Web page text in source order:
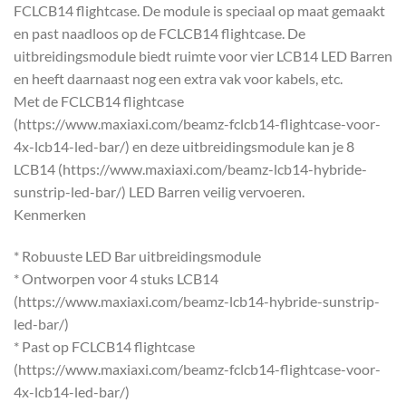
FCLCB14 flightcase. De module is speciaal op maat gemaakt
en past naadloos op de FCLCB14 flightcase. De
uitbreidingsmodule biedt ruimte voor vier LCB14 LED Barren
en heeft daarnaast nog een extra vak voor kabels, etc.
Met de FCLCB14 flightcase
(https://www.maxiaxi.com/beamz-fclcb14-flightcase-voor-
4x-lcb14-led-bar/) en deze uitbreidingsmodule kan je 8
LCB14 (https://www.maxiaxi.com/beamz-lcb14-hybride-
sunstrip-led-bar/) LED Barren veilig vervoeren.
Kenmerken
* Robuuste LED Bar uitbreidingsmodule
* Ontworpen voor 4 stuks LCB14
(https://www.maxiaxi.com/beamz-lcb14-hybride-sunstrip-
led-bar/)
* Past op FCLCB14 flightcase
(https://www.maxiaxi.com/beamz-fclcb14-flightcase-voor-
4x-lcb14-led-bar/)